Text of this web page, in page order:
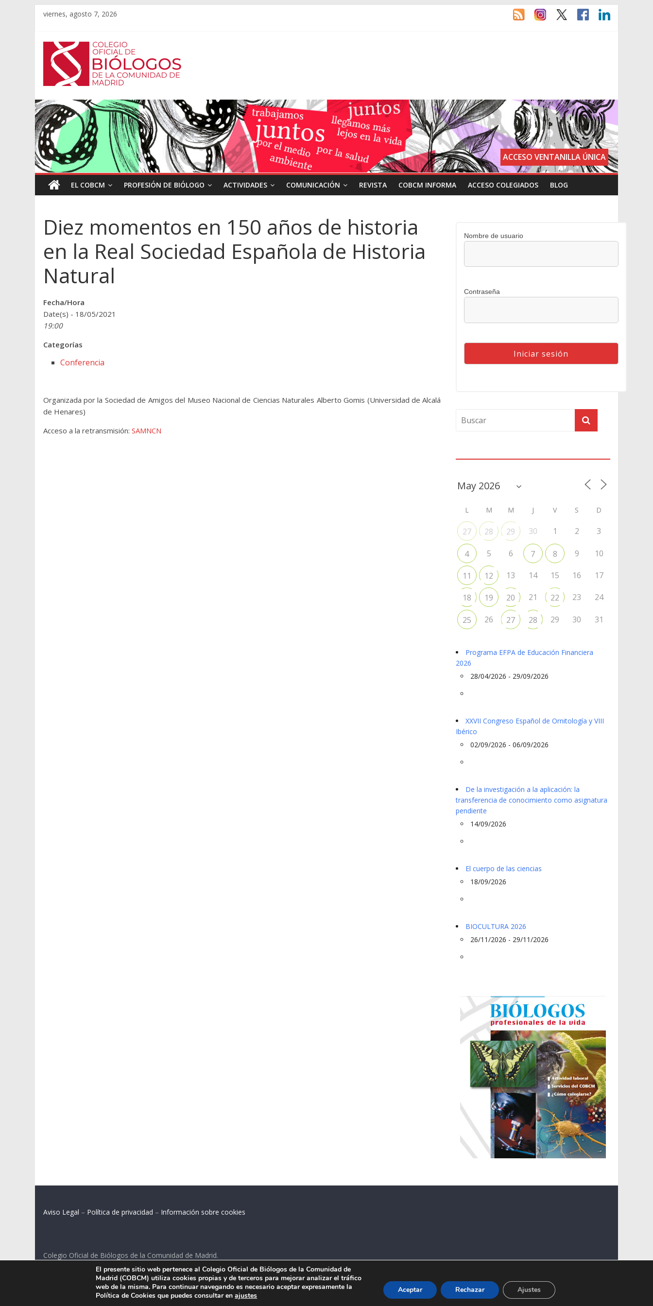
viernes, agosto 7, 2026
ACCESO VENTANILLA ÚNICA
EL COBCM PROFESIÓN DE BIÓLOGO ACTIVIDADES COMUNICACIÓN REVISTA COBCM INFORMA ACCESO COLEGIADOS BLOG
Diez momentos en 150 años de historia
en la Real Sociedad Española de Historia
Natural
Fecha/Hora
Date(s) - 18/05/2021
19:00
Categorías
Conferencia
Organizada por la Sociedad de Amigos del Museo Nacional de Ciencias Naturales Alberto Gomis (Universidad de Alcalá
de Henares)
Acceso a la retransmisión: SAMNCN
Nombre de usuario
Contraseña
L M M J V S D
27 28 29 30 1 2 3
4 5 6 7 8 9 10
11 12 13 14 15 16 17
18 19 20 21 22 23 24
25 26 27 28 29 30 31
Programa EFPA de Educación Financiera
2026
28/04/2026 - 29/09/2026
XXVII Congreso Español de Ornitología y VIII
Ibérico
02/09/2026 - 06/09/2026
De la investigación a la aplicación: la
transferencia de conocimiento como asignatura
pendiente
14/09/2026
El cuerpo de las ciencias
18/09/2026
BIOCULTURA 2026
26/11/2026 - 29/11/2026
Aviso Legal – Política de privacidad – Información sobre cookies
Colegio Oficial de Biólogos de la Comunidad de Madrid.
C/ Santa Engracia 108, 2º int.izq. 28003 Madrid.
El presente sitio web pertenece al Colegio Oficial de Biólogos de la Comunidad de
Madrid (COBCM) utiliza cookies propias y de terceros para mejorar analizar el tráfico
web de la misma. Para continuar navegando es necesario aceptar expresamente la
Política de Cookies que puedes consultar enajustes
Aceptar Rechazar Ajustes